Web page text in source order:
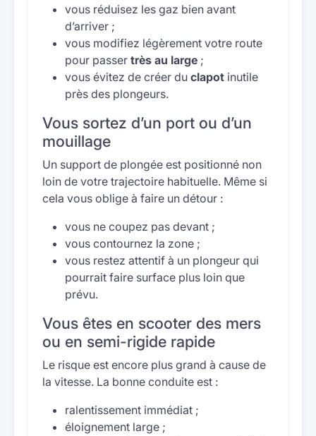
vous réduisez les gaz bien avant
d’arriver ;
vous modifiez légèrement votre route
pour passer très au large ;
vous évitez de créer du clapot inutile
près des plongeurs.
Vous sortez d’un port ou d’un
mouillage
Un support de plongée est positionné non
loin de votre trajectoire habituelle. Même si
cela vous oblige à faire un détour :
vous ne coupez pas devant ;
vous contournez la zone ;
vous restez attentif à un plongeur qui
pourrait faire surface plus loin que
prévu.
Vous êtes en scooter des mers
ou en semi-rigide rapide
Le risque est encore plus grand à cause de
la vitesse. La bonne conduite est :
ralentissement immédiat ;
éloignement large ;